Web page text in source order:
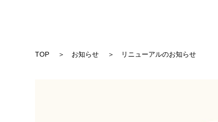
TOP お知らせ リニューアルのお知らせ